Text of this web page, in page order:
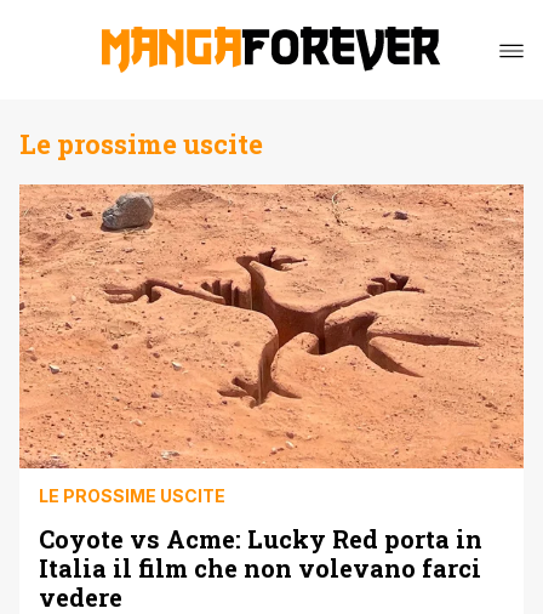
Le prossime uscite
LE PROSSIME USCITE
Coyote vs Acme: Lucky Red porta in
Italia il film che non volevano farci
vedere